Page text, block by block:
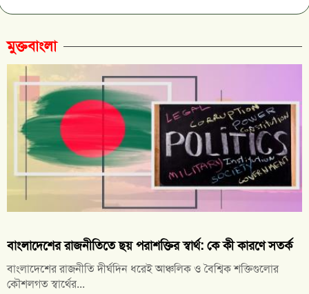
মুক্তবাংলা
বাংলাদেশের রাজনীতিতে ছয় পরাশক্তির স্বার্থ: কে কী কারণে সতর্ক
বাংলাদেশের রাজনীতি দীর্ঘদিন ধরেই আঞ্চলিক ও বৈশ্বিক শক্তিগুলোর
কৌশলগত স্বার্থের...